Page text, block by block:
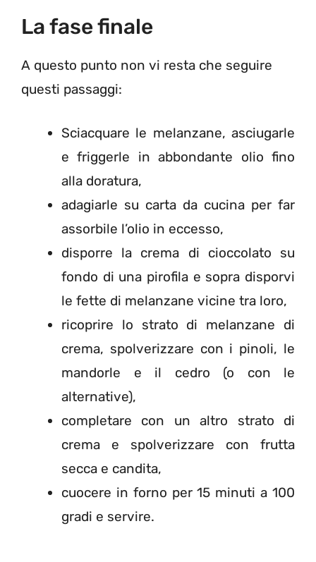
La fase finale
A questo punto non vi resta che seguire
questi passaggi:
Sciacquare le melanzane, asciugarle
e friggerle in abbondante olio fino
alla doratura,
adagiarle su carta da cucina per far
assorbile l’olio in eccesso,
disporre la crema di cioccolato su
fondo di una pirofila e sopra disporvi
le fette di melanzane vicine tra loro,
ricoprire lo strato di melanzane di
crema, spolverizzare con i pinoli, le
mandorle e il cedro (o con le
alternative),
completare con un altro strato di
crema e spolverizzare con frutta
secca e candita,
cuocere in forno per 15 minuti a 100
gradi e servire.